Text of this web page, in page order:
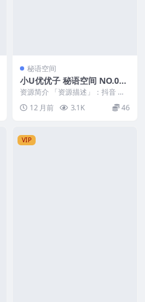
秘语空间
小U优优子 秘语空间 NO.007
期
资源简介 「资源描述」：抖音 小u
优优子 秘语空间 NO.007期 【25P
7V...12 月前 3.1K 46
VIP